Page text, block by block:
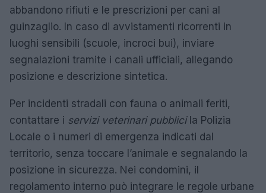
abbandono rifiuti e le prescrizioni per cani al
guinzaglio. In caso di avvistamenti ricorrenti in
luoghi sensibili (scuole, incroci bui), inviare
segnalazioni tramite i canali ufficiali, allegando
posizione e descrizione sintetica.
Per incidenti stradali con fauna o animali feriti,
contattare i servizi veterinari pubblicila Polizia
Locale o i numeri di emergenza indicati dal
territorio, senza toccare l’animale e segnalando la
posizione in sicurezza. Nei condomini, il
regolamento interno può integrare le regole urbane